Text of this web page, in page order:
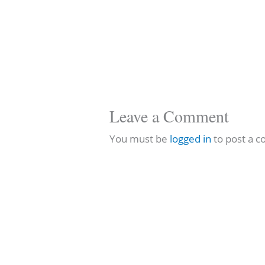
Leave a Comment
You must be logged in to post a